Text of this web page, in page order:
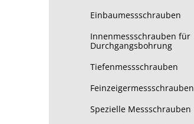
Einbaumessschrauben
Innenmessschrauben für
Durchgangsbohrung
Tiefenmessschrauben
Feinzeigermessschrauben
Spezielle Messschrauben